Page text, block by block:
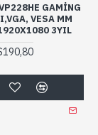
GAMING
VESA MM
3YIL